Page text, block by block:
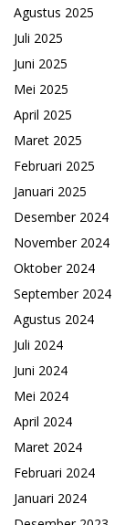
Agustus 2025
Juli 2025
Juni 2025
Mei 2025
April 2025
Maret 2025
Februari 2025
Januari 2025
Desember 2024
November 2024
Oktober 2024
September 2024
Agustus 2024
Juli 2024
Juni 2024
Mei 2024
April 2024
Maret 2024
Februari 2024
Januari 2024